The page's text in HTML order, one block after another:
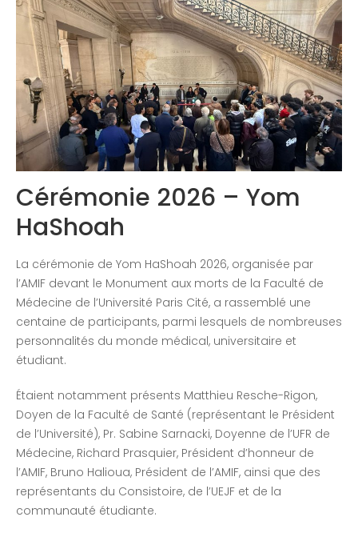
Congrès 2020
Cérémonie 2026 – Yom
HaShoah
La cérémonie de Yom HaShoah 2026, organisée par
l’AMIF devant le Monument aux morts de la Faculté de
Médecine de l’Université Paris Cité, a rassemblé une
centaine de participants, parmi lesquels de nombreuses
personnalités du monde médical, universitaire et
étudiant.
Étaient notamment présents Matthieu Resche-Rigon,
Doyen de la Faculté de Santé (représentant le Président
de l’Université), Pr. Sabine Sarnacki, Doyenne de l’UFR de
Médecine, Richard Prasquier, Président d’honneur de
l’AMIF, Bruno Halioua, Président de l’AMIF, ainsi que des
représentants du Consistoire, de l’UEJF et de la
communauté étudiante.